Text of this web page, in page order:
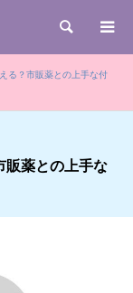
検索
る？市販薬との上手な付
販薬との上手な